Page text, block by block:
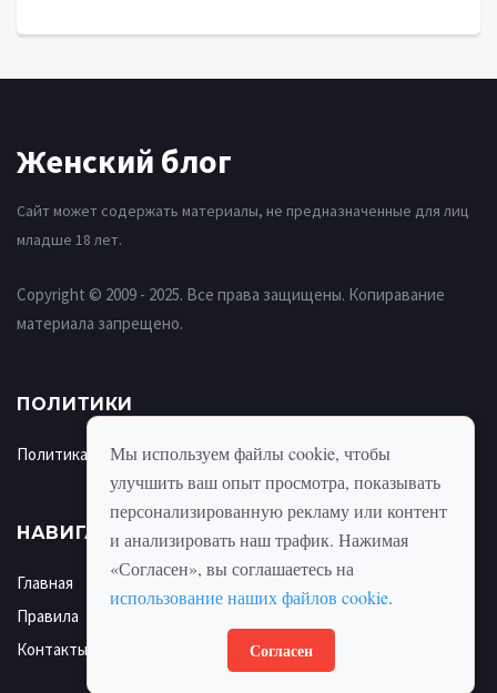
Женский блог
Сайт может содержать материалы, не предназначенные для лиц
младше 18 лет.
Copyright © 2009 - 2025. Все права защищены. Копиравание
материала запрещено.
ПОЛИТИКИ
Политика использования cookie
НАВИГАЦИЯ
Главная
Правила
Контакты
Мы используем файлы cookie, чтобы
улучшить ваш опыт просмотра, показывать
персонализированную рекламу или контент
и анализировать наш трафик. Нажимая
«Согласен», вы соглашаетесь на
использование наших файлов cookie.
Согласен